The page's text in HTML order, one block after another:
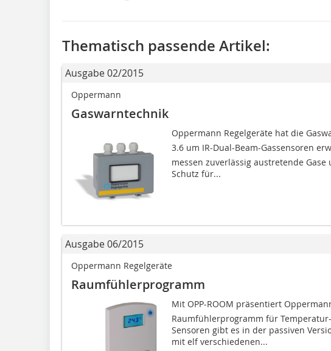
Thematisch passende Artikel:
Ausgabe 02/2015
Oppermann
Gaswarntechnik
Oppermann Regelgeräte hat die
3.6 um IR-Dual-Beam-Gassensoren
messen zuverlässig austretende
Schutz für...
Ausgabe 06/2015
Oppermann Regelgeräte
Raumfühlerprogramm
Mit OPP-ROOM präsentiert
Raumfühlerprogramm für
Sensoren gibt es in der passiven
mit elf verschiedenen...